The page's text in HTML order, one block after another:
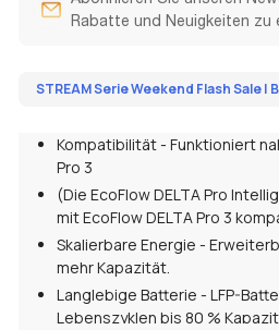
Rabatte und Neuigkeiten zu
STREAM Serie Weekend Flash Sale |
Kompatibilität - Funktioniert
Pro 3
(Die EcoFlow DELTA Pro
mit EcoFlow DELTA Pro 3
Skalierbare Energie -
mehr Kapazität.
Langlebige Batterie - LFP-
Lebenszyklen bis 80 %